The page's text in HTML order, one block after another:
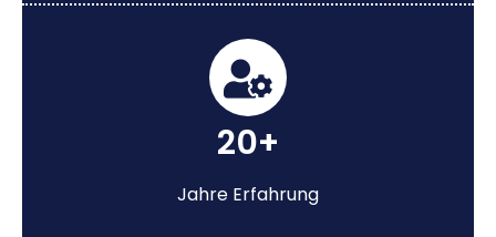
20+
Jahre Erfahrung